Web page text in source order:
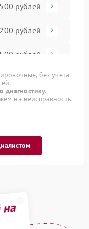
рублей
рублей
рублей
рублей
рублей
900 рублей
без учета
диагностику.
на неисправность.